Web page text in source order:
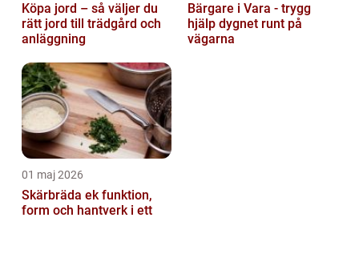
Köpa jord – så väljer du
rätt jord till trädgård och
anläggning
Bärgare i Vara - trygg
hjälp dygnet runt på
vägarna
01 maj 2026
Skärbräda ek funktion,
form och hantverk i ett